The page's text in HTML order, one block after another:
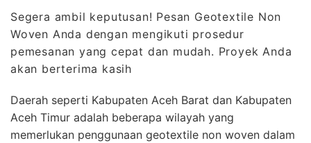
Segera ambil keputusan! Pesan Geotextile Non
Woven Anda dengan mengikuti prosedur
pemesanan yang cepat dan mudah. Proyek Anda
akan berterima kasih
Daerah seperti Kabupaten Aceh Barat dan Kabupaten
Aceh Timur adalah beberapa wilayah yang
memerlukan penggunaan geotextile non woven dalam